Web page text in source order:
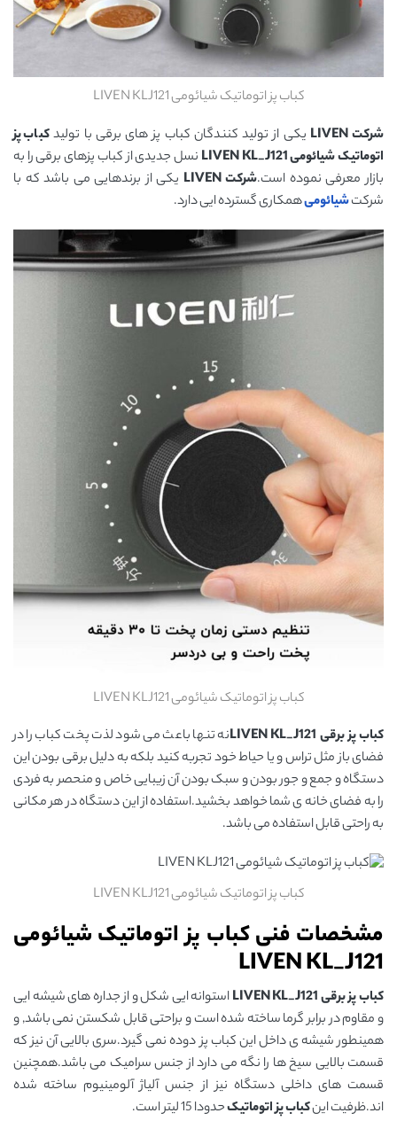
کباب پز اتوماتیک شیائومی LIVEN KLJ121
شرکت LIVEN یکی از تولید کنندگان کباب پز های برقی با تولیدکباب پز
اتوماتیک شیائومی LIVEN KL_J121
نسل جدیدی از کباب پزهای برقی را به
بازار معرفی نموده است.شرکت LIVEN
یکی از برندهایی می باشد که با
شرکتشیائومیهمکاری گسترده ایی دارد.
کباب پز اتوماتیک شیائومی LIVEN KLJ121
کباب پز برقی LIVEN KL_J121
نه تنها باعث می شود لذت پخت کباب را در
فضای باز مثل تراس و یا حیاط خود تجربه کنید بلکه به دلیل برقی بودن این
دستگاه و جمع و جور بودن و سبک بودن آن زیبایی خاص و منحصر به فردی
را به فضای خانه ی شما خواهد بخشید.استفاده از این دستگاه در هر مکانی
به راحتی قابل استفاده می باشد.
کباب پز اتوماتیک شیائومی LIVEN KLJ121
مشخصات فنی کباب پز اتوماتیک شیائومی
LIVEN KL_J121
کباب پز برقی LIVEN KL_J121
استوانه ایی شکل و از جداره های شیشه ایی
و مقاوم در برابر گرما ساخته شده است و براحتی قابل شکستن نمی باشد, و
همینطور شیشه ی داخل این کباب پز دوده نمی گیرد.سری بالایی آن نیز که
قسمت بالایی سیخ ها را نگه می دارد از جنس سرامیک می باشد.همچنین
قسمت های داخلی دستگاه نیز از جنس آلیاژ آلومینیوم ساخته شده
اند.ظرفیت اینکباب پز اتوماتیکحدودا 15 لیتر است.